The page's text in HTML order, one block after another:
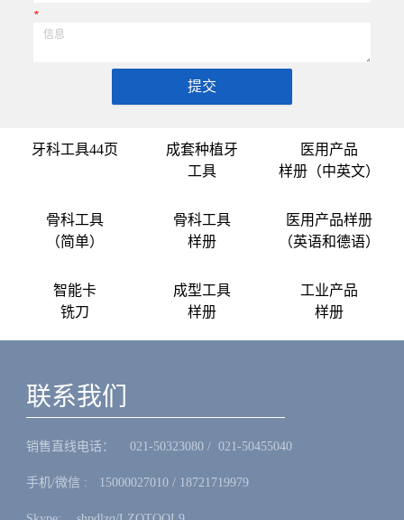
*
提交
牙科工具44页
成套种植牙
工具
医用产品
样册（中英文）
骨科工具
（简单）
骨科工具
样册
医用产品样册
（英语和德语）
智能卡
铣刀
成型工具
样册
工业产品
样册
联系我们
销售直线电话：ㅤ 021-50323080 / 021-50455040
手机/微信 :ㅤ15000027010 / 18721719979